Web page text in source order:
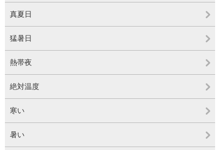
真夏日
猛暑日
熱帯夜
絶対温度
寒い
暑い